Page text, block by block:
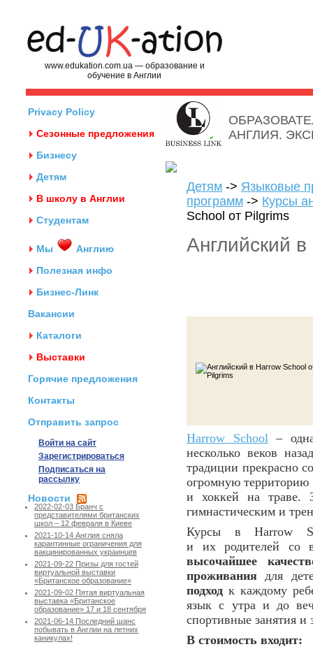
www.edukation.com.ua — образование и
обучение в Англии
Privacy Policy
Сезонные предложения
Бизнесу
Детям
В школу в Англии
Студентам
Мы
Англию
Полезная инфо
Бизнес-Линк
Вакансии
Каталоги
Выставки
Горячие предложения
Контакты
Отправить запрос
Войти на сайт
Зарегистрироваться
Подписаться на
рассылку
Новости
2022-02-03 Бранч с
представителями британских
школ – 12 февраля в Киеве
2021-10-14 Англия сняла
карантинные ограничения для
вакцинированных украинцев
2021-09-22 Призы для гостей
виртуальной выставки
«Британское образование»
2021-09-02 Пятая виртуальная
выставка «Британское
образование» 17 и 18 сентября
2021-06-14 Последний шанс
побывать в Англии на летних
каникулах!
АНГЛИЯ.
Детям -> Языковые
программ -> Курсы
School от Pilgrims
Английский
Harrow School –
несколько веков
традиции прекрасно
огромную
и хоккей на траве.
гимнастическим и
Курсы в Harrow
и их родителей со
высочайшее
проживания для
подход к каждому
язык с утра и до
спортивные занятия и
В стоимость входит: